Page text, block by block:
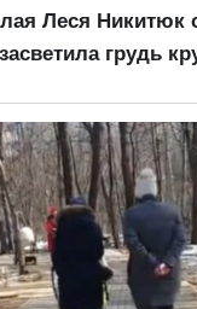
Леся Никитюк
грудь